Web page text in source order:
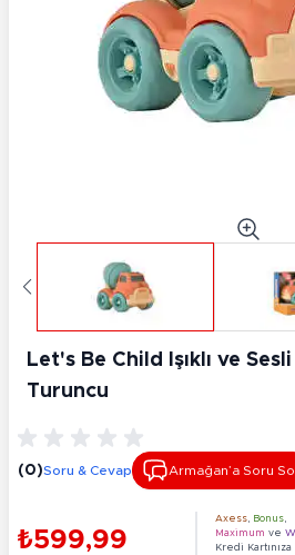
Let's Be Child Işıklı ve
Turuncu
(0)Soru & Cevap Armağan’a Soru
₺599,99
Axess Bonus
Maximum ve
Kredi Kartınıza